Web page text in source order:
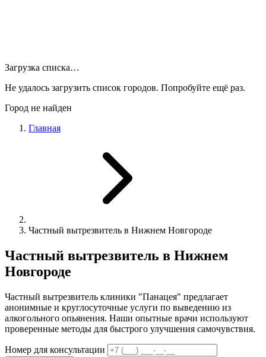
Загрузка списка…
Не удалось загрузить список городов. Попробуйте ещё раз.
Город не найден
Главная
Частный вытрезвитель в Нижнем Новгороде
Частный вытрезвитель в Нижнем
Новгороде
Частный вытрезвитель клиники "Панацея" предлагает
анонимные и круглосуточные услуги по выведению из
алкогольного опьянения. Наши опытные врачи используют
проверенные методы для быстрого улучшения самочувствия.
Номер для консультации